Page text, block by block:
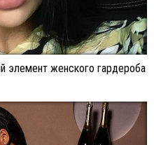
элемент женского гардероба